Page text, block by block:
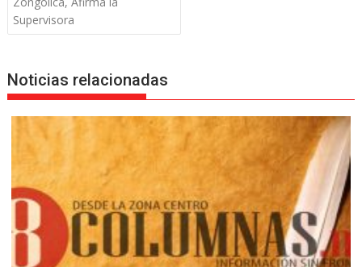
Supervisora
Noticias relacionadas